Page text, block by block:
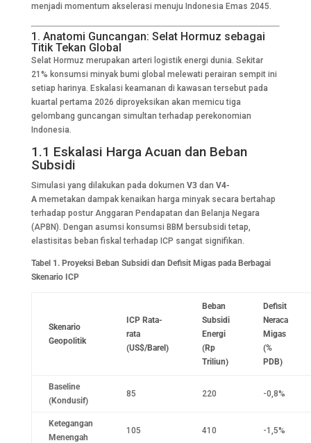
menjadi momentum akselerasi menuju Indonesia Emas 2045.
1. Anatomi Guncangan: Selat Hormuz sebagai
Titik Tekan Global
Selat Hormuz merupakan arteri logistik energi dunia. Sekitar
21% konsumsi minyak bumi global melewati perairan sempit ini
setiap harinya. Eskalasi keamanan di kawasan tersebut pada
kuartal pertama 2026 diproyeksikan akan memicu tiga
gelombang guncangan simultan terhadap perekonomian
Indonesia.
1.1 Eskalasi Harga Acuan dan Beban
Subsidi
Simulasi yang dilakukan pada dokumen V3dan V4-
Amemetakan dampak kenaikan harga minyak secara bertahap
terhadap postur Anggaran Pendapatan dan Belanja Negara
(APBN). Dengan asumsi konsumsi BBM bersubsidi tetap,
elastisitas beban fiskal terhadap ICP sangat signifikan.
Tabel 1. Proyeksi Beban Subsidi dan Defisit Migas pada Berbagai
Skenario ICP
Skenario
Geopolitik
ICP Rata-
rata
(US$/Barel)
Beban
Subsidi
Energi
(Rp
Triliun)
Defisit
Neraca
Migas
(%
PDB)
Baseline
(Kondusif)
85 220 -0,8%
Ketegangan
Menengah
105 410 -1,5%